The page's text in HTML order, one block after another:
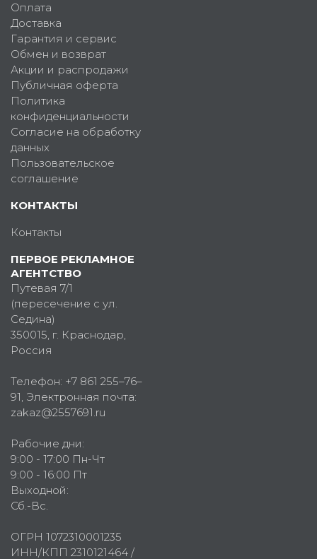
Оплата
Доставка
Гарантия и сервис
Обмен и возврат
Акции и распродажи
Публичная оферта
Политика
конфиденциальности
Согласие на обработку
данных
Пользовательское
соглашение
КОНТАКТЫ
Контакты
ПЕРВОЕ РЕКЛАМНОЕ
АГЕНТСТВО
Путевая 7/1
(пересечение с ул.
Седина)
350015, г. Краснодар,
Россия
Телефон: +7 861 255–76–
91, Электронная почта:
zakaz@2557691.ru
Рабочие дни:
9:00 - 17:00 Пн-Чт
9:00 - 16:00 Пт
Выходной:
Сб.-Вс.
ОГРН 1072310001235
ИНН/КПП 2310121464 /